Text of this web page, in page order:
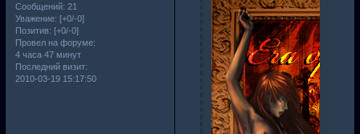
Сообщений: 21
Уважение: [+0/-0]
Позитив: [+0/-0]
Провел на форуме:
4 часа 47 минут
Последний визит:
2010-03-19 15:17:50